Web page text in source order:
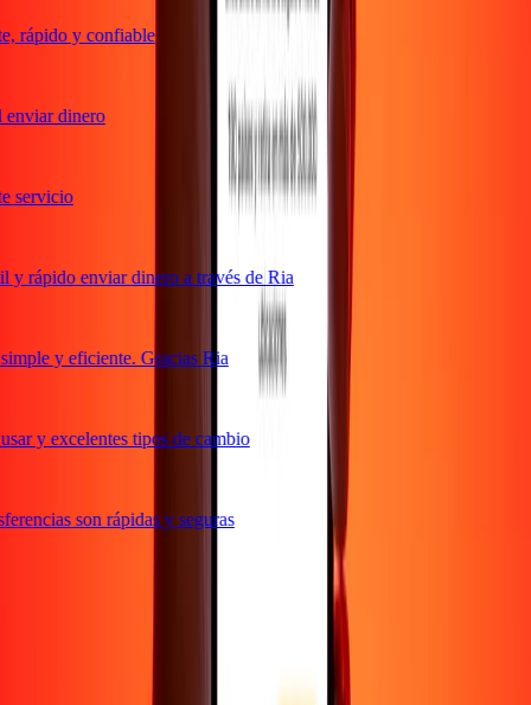
rápido y confiable
dinero
rápido enviar dinero a través de Ria
y eficiente. Gracias Ria
y excelentes tipos de cambio
son rápidas y seguras